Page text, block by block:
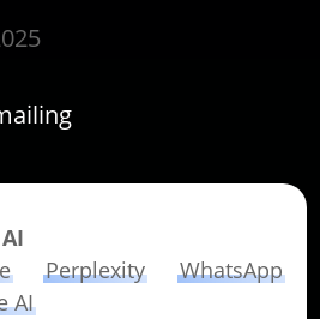
Perplexity
WhatsApp
AI